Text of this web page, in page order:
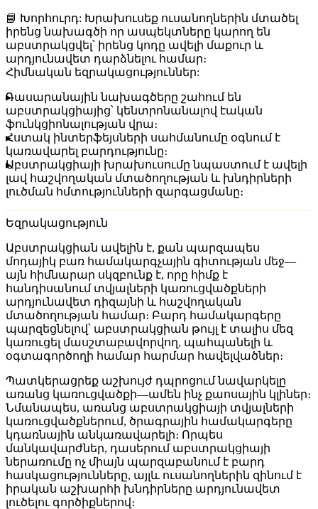
📘 Խորհուրդ: Խրախուսեք ուսանողներին մտածել
իրենց նախագծի որ ասպեկտները կարող են
աբստրակցվել՝ իրենց կոդը ավելի մաքուր և
արդյունավետ դարձնելու համար։
Հիմնական եզրակացություններ:
Դասարանային նախագծերը շահում են
աբստրակցիայից՝ կենտրոնանալով էական
ֆունկցիոնալության վրա։
Հստակ ինտերֆեյսների սահմանումը օգնում է
կառավարել բարդությունը։
Աբստրակցիայի խրախուսումը նպաստում է ավելի
լավ հաշվողական մտածողության և խնդիրների
լուծման հմտությունների զարգացմանը։
Եզրակացություն
Աբստրակցիան ավելին է, քան պարզապես
մոդայիկ բառ համակարգչային գիտության մեջ—
այն հիմնարար սկզբունք է, որը հիմք է
հանդիսանում տվյալների կառուցվածքների
արդյունավետ դիզայնի և հաշվողական
մտածողության համար։ Բարդ համակարգերը
պարզեցնելով՝ աբստրակցիան թույլ է տալիս մեզ
կառուցել մասշտաբավորվող, պահպանելի և
օգտագործողի համար հարմար հավելվածներ։
Պատկերացրեք աշխույժ դպրոցում նավարկելը
առանց կառուցվածքի—ամեն ինչ քաոսային կլիներ։
Նմանապես, առանց աբստրակցիայի տվյալների
կառուցվածքներում, ծրագրային համակարգերը
կդառնային անկառավարելի։ Որպես
մանկավարժներ, դասերում աբստրակցիայի
ներառումը ոչ միայն պարզաբանում է բարդ
հասկացությունները, այլև ուսանողներին զինում է
իրական աշխարհի խնդիրները արդյունավետ
լուծելու գործիքներով։